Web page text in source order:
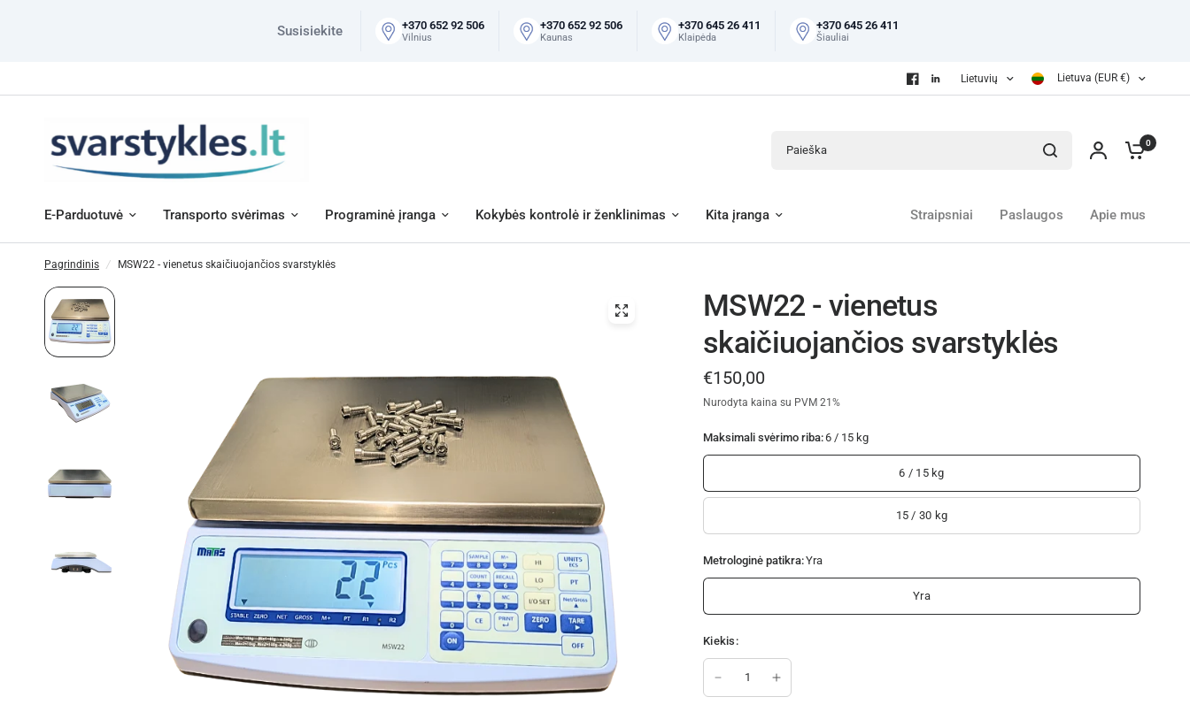
Susisiekite +370 652 92 506
Vilnius
+370 652 92 506
Kaunas
+370 645 26 411
Klaipėda
+370 645 26 411
Šiauliai
Lietuvių Lietuva (EUR €)
0
E-Parduotuvė Transporto svėrimas Programinė įranga Kokybės kontrolė ir ženklinimas Kita įranga Straipsniai Paslaugos Apie mus
Pagrindinis / MSW22 - vienetus skaičiuojančios svarstyklės
MSW22 - vienetus
skaičiuojančios svarstyklės
€150,00
Nurodyta kaina su PVM 21%
Maksimali svėrimo riba:6 / 15 kg
6 / 15 kg
15 / 30 kg
Metrologinė patikra:Yra
Yra
Kiekis: